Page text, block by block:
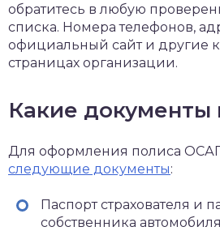
обратитесь в любую
списка. Номера телефонов,
официальный сайт и другие
страницах организации.
Какие документы
Для оформления полиса
следующие документы:
Паспорт страхователя и
собственника